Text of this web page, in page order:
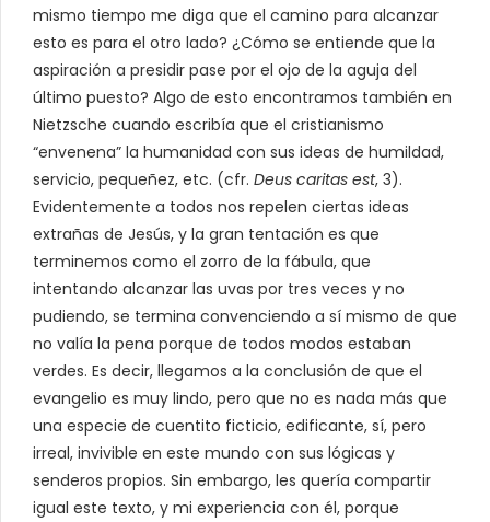
mismo tiempo me diga que el camino para alcanzar
esto es para el otro lado? ¿Cómo se entiende que la
aspiración a presidir pase por el ojo de la aguja del
último puesto? Algo de esto encontramos también en
Nietzsche cuando escribía que el cristianismo
“envenena” la humanidad con sus ideas de humildad,
servicio, pequeñez, etc. (cfr. Deus caritas est, 3).
Evidentemente a todos nos repelen ciertas ideas
extrañas de Jesús, y la gran tentación es que
terminemos como el zorro de la fábula, que
intentando alcanzar las uvas por tres veces y no
pudiendo, se termina convenciendo a sí mismo de que
no valía la pena porque de todos modos estaban
verdes. Es decir, llegamos a la conclusión de que el
evangelio es muy lindo, pero que no es nada más que
una especie de cuentito ficticio, edificante, sí, pero
irreal, invivible en este mundo con sus lógicas y
senderos propios. Sin embargo, les quería compartir
igual este texto, y mi experiencia con él, porque